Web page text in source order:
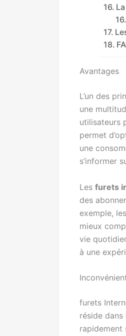
Avantages
L’un des
une
utilisateurs
permet
une
s’informer
Les furets
des
exemple,
mieux
vie
à une
furets
réside dans
rapidement